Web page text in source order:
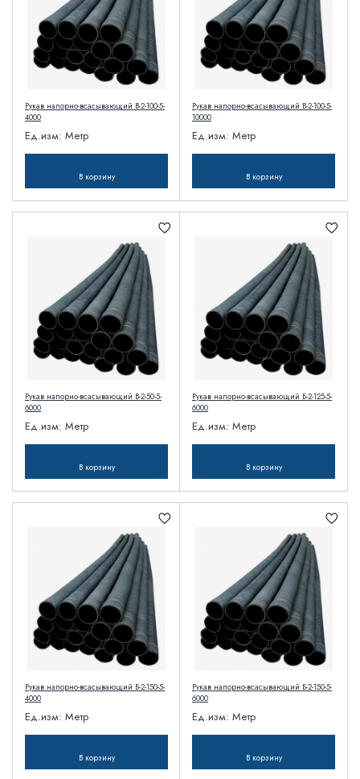
Рукав напорно-всасывающий В-2-100-5-
4000
Ед.изм: Метр
В корзину
Рукав напорно-всасывающий В-2-100-5-
10000
Ед.изм: Метр
В корзину
Рукав напорно-всасывающий В-2-50-5-
6000
Ед.изм: Метр
В корзину
Рукав напорно-всасывающий Б-2-125-5-
6000
Ед.изм: Метр
В корзину
Рукав напорно-всасывающий Б-2-150-5-
4000
Ед.изм: Метр
В корзину
Рукав напорно-всасывающий Б-2-150-5-
6000
Ед.изм: Метр
В корзину